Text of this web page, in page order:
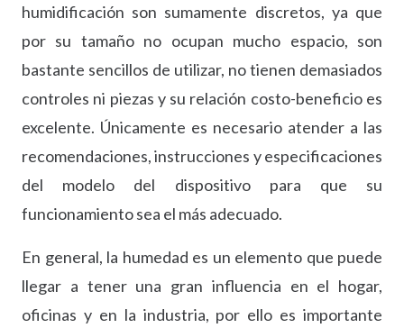
humidificación son sumamente discretos, ya que
por su tamaño no ocupan mucho espacio, son
bastante sencillos de utilizar, no tienen demasiados
controles ni piezas y su relación costo-beneficio es
excelente. Únicamente es necesario atender a las
recomendaciones, instrucciones y especificaciones
del modelo del dispositivo para que su
funcionamiento sea el más adecuado.
En general, la humedad es un elemento que puede
llegar a tener una gran influencia en el hogar,
oficinas y en la industria, por ello es importante